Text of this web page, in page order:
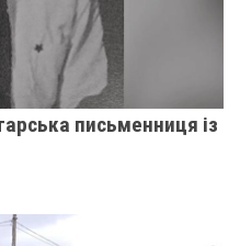
письменниця із